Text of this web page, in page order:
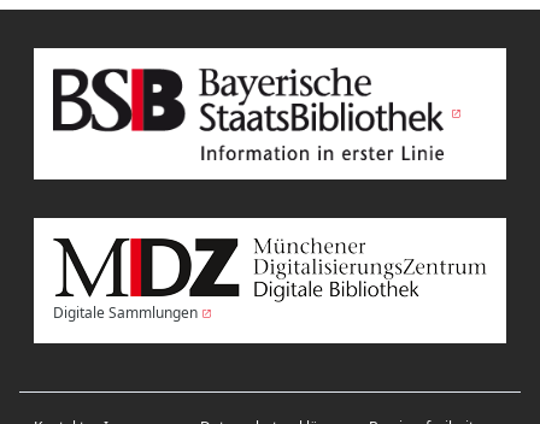
Digitale Sammlungen